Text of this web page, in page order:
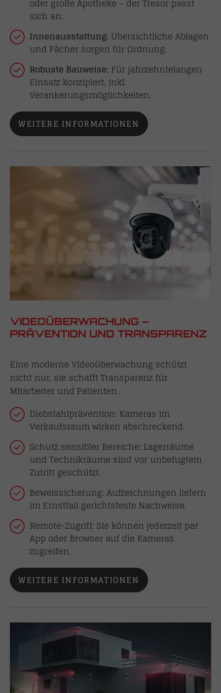
oder große Apotheke – der Tresor passt
sich an.
Innenausstattung: Übersichtliche Ablagen
und Fächer sorgen für Ordnung.
Robuste Bauweise: Für jahrzehntelangen
Einsatz konzipiert, inkl.
Verankerungsmöglichkeiten.
WEITERE INFORMATIONEN
VIDEOÜBERWACHUNG –
PRÄVENTION UND TRANSPARENZ
Eine moderne Videoüberwachung schützt
nicht nur, sie schafft Transparenz für
Mitarbeiter und Patienten.
Diebstahlprävention: Kameras im
Verkaufsraum wirken abschreckend.
Schutz sensibler Bereiche: Lagerräume
und Technikräume sind vor unbefugtem
Zutritt geschützt.
Beweissicherung: Aufzeichnungen liefern
im Ernstfall gerichtsfeste Nachweise.
Remote-Zugriff: Sie können jederzeit per
App oder Browser auf die Kameras
zugreifen.
WEITERE INFORMATIONEN